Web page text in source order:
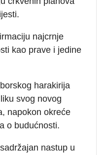
najcrnje
kao prave i jedine
harakirija
svog novog
napokon okreće
o budućnosti.
nastup u